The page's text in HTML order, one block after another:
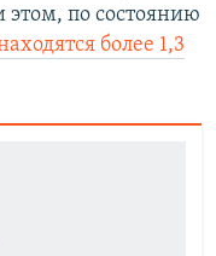
по состоянию
более 1,3